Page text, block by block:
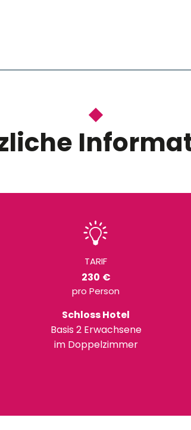
TARIF
230 €
pro Person
Schloss Hotel
Basis 2 Erwachsene
im Doppelzimmer